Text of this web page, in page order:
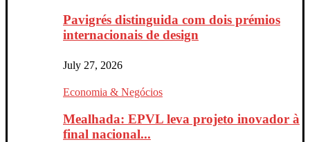
Pavigrés distinguida com dois prémios
internacionais de design
July 27, 2026
Economia & Negócios
Mealhada: EPVL leva projeto inovador à
final nacional...